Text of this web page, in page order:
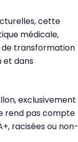
cette
médicale,
transformation
et dans
exclusivement
rend pas compte
racisées ou non-